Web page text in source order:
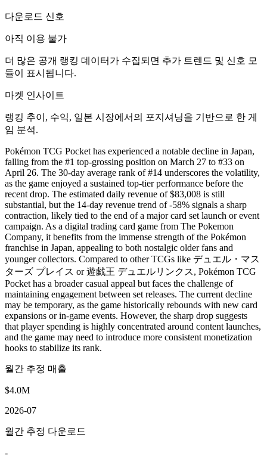
다운로드 신호
아직 이용 불가
더 많은 공개 랭킹 데이터가 수집되면 추가 트렌드 및 신호 모
듈이 표시됩니다.
마켓 인사이트
랭킹 추이, 수익, 일본 시장에서의 포지셔닝을 기반으로 한 게
임 분석.
Pokémon TCG Pocket has experienced a notable decline in Japan,
falling from the #1 top-grossing position on March 27 to #33 on
April 26. The 30-day average rank of #14 underscores the volatility,
as the game enjoyed a sustained top-tier performance before the
recent drop. The estimated daily revenue of $83,008 is still
substantial, but the 14-day revenue trend of -58% signals a sharp
contraction, likely tied to the end of a major card set launch or event
campaign. As a digital trading card game from The Pokemon
Company, it benefits from the immense strength of the Pokémon
franchise in Japan, appealing to both nostalgic older fans and
younger collectors. Compared to other TCGs like デュエル・マス
ターズ プレイス or 遊戯王 デュエルリンクス, Pokémon TCG
Pocket has a broader casual appeal but faces the challenge of
maintaining engagement between set releases. The current decline
may be temporary, as the game historically rebounds with new card
expansions or in-game events. However, the sharp drop suggests
that player spending is highly concentrated around content launches,
and the game may need to introduce more consistent monetization
hooks to stabilize its rank.
월간 추정 매출
$4.0M
2026-07
월간 추정 다운로드
-